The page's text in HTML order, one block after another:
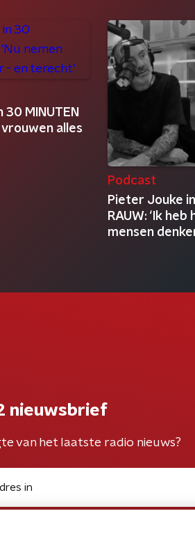
MINUTEN
vrouwen alles
Podcast
Pieter Jouke
RAUW: ‘Ik
mensen
nieuwsbrief
van het laatste radio nieuws?